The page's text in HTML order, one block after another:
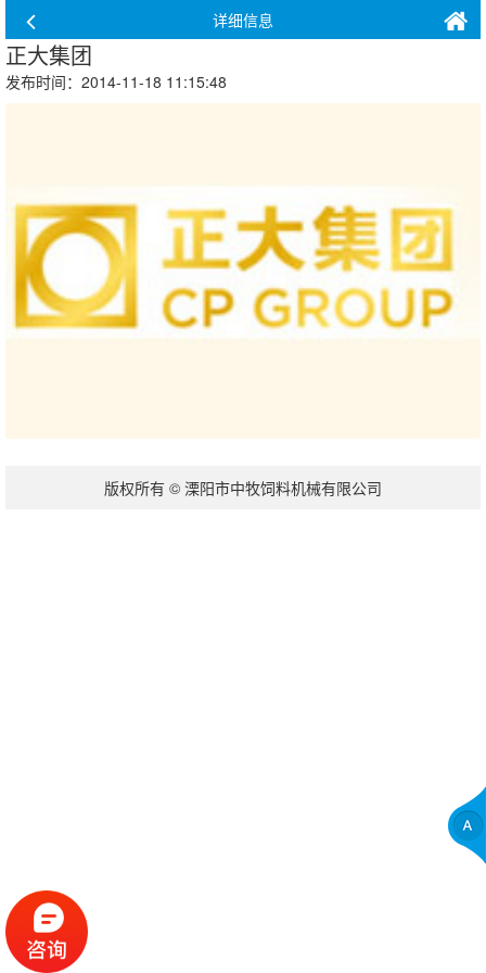
详细信息
正大集团
发布时间：2014-11-18 11:15:48
版权所有 © 溧阳市中牧饲料机械有限公司